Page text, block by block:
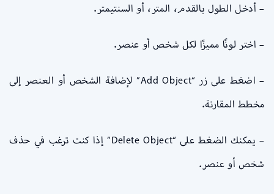
– أدخل الطول بالقدم، المتر، أو السنتيمتر.
– اختر لونًا مميزًا لكل شخص أو عنصر.
– اضغط على زر “Add Object” لإضافة الشخص أو العنصر إلى
مخطط المقارنة.
– يمكنك الضغط على “Delete Object” إذا كنت ترغب في حذف
شخص أو عنصر.